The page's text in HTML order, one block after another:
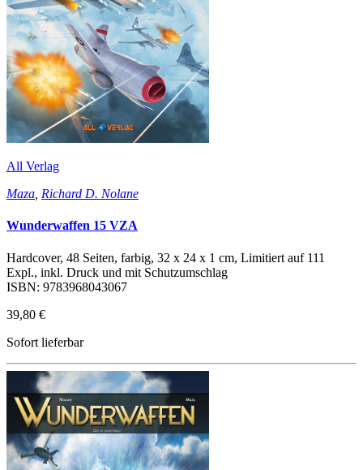
All Verlag
Maza Richard D. Nolane
Wunderwaffen 15 VZA
Hardcover, 48 Seiten, farbig, 32 x 24 x 1 cm, Limitiert auf 111
Expl., inkl. Druck und mit Schutzumschlag
ISBN: 9783968043067
39,80 €
Sofort lieferbar